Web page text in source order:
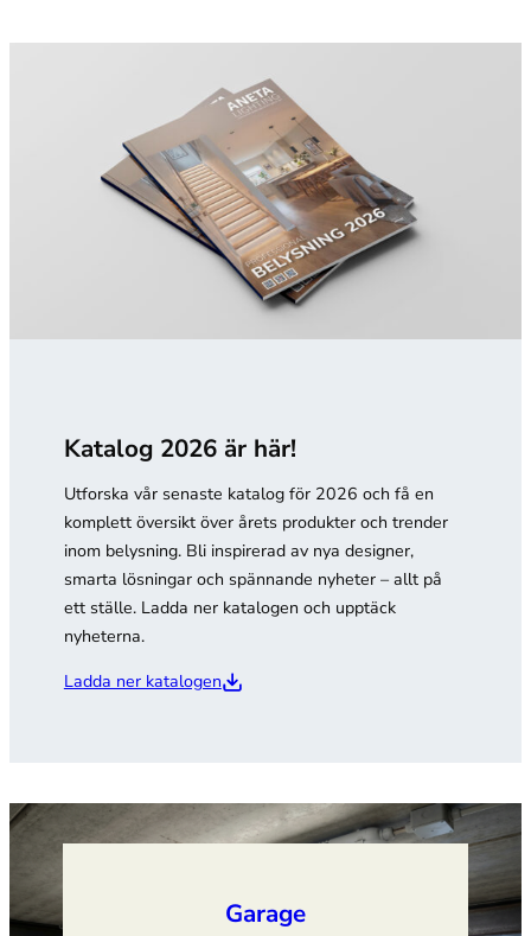
Katalog 2026 är här!
Utforska vår senaste katalog för 2026 och få en
komplett översikt över årets produkter och trender
inom belysning. Bli inspirerad av nya designer,
smarta lösningar och spännande nyheter – allt på
ett ställe. Ladda ner katalogen och upptäck
nyheterna.
Ladda ner katalogen
Garage